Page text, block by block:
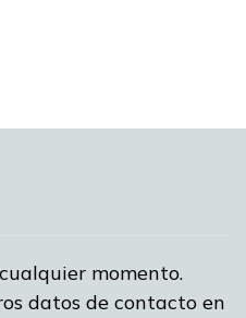
momento.
datos de contacto en